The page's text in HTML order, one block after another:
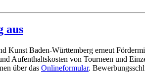
aus
Kunst Baden-Württemberg erneut
Aufenthaltskosten von Tourneen und
über das Onlineformular.